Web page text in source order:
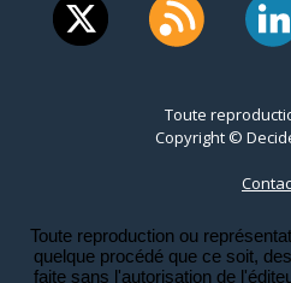
Toute
Copyright ©
Toute reproduction ou
quelque procédé que ce soit,
faite sans l'autorisation de